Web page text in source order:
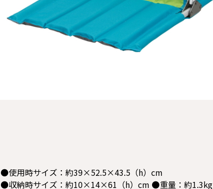
●使用時サイズ：約39×52.5×43.5（h）cm
●収納時サイズ：約10×14×61（h）cm ●重量：約1.3kg